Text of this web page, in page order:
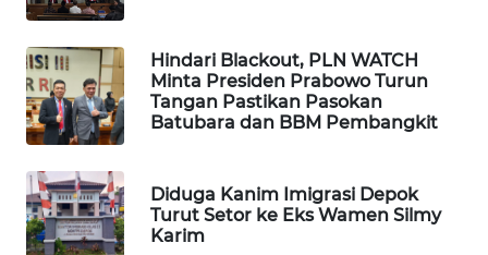
Hindari Blackout, PLN WATCH
Minta Presiden Prabowo Turun
Tangan Pastikan Pasokan
Batubara dan BBM Pembangkit
Diduga Kanim Imigrasi Depok
Turut Setor ke Eks Wamen Silmy
Karim
SUMEDANG
WN
CIANJUR
WN
KEPULAUAN
SERIBU